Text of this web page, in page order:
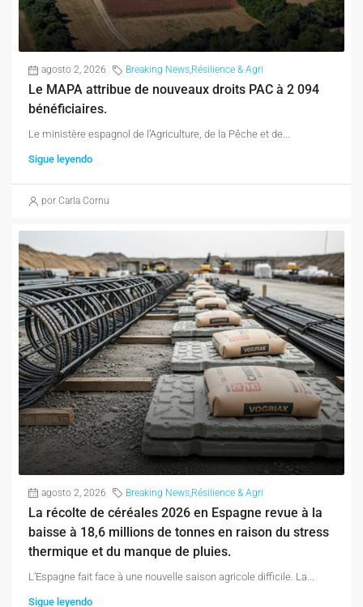
agosto 2, 2026 Breaking News,Résilience & Agri
Le MAPA attribue de nouveaux droits PAC à 2 094
bénéficiaires.
Le ministère espagnol de l’Agriculture, de la Pêche et de...
Sigue leyendo
por Carla Cornu
agosto 2, 2026 Breaking News,Résilience & Agri
La récolte de céréales 2026 en Espagne revue à la
baisse à 18,6 millions de tonnes en raison du stress
thermique et du manque de pluies.
L’Espagne fait face à une nouvelle saison agricole difficile. La...
Sigue leyendo